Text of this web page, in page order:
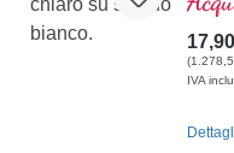
offre
IVA